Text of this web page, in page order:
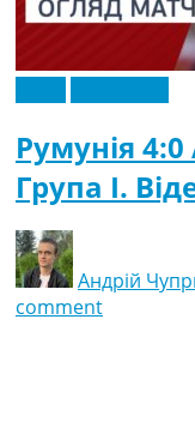
Румунія
Група I.
Андрій
comment